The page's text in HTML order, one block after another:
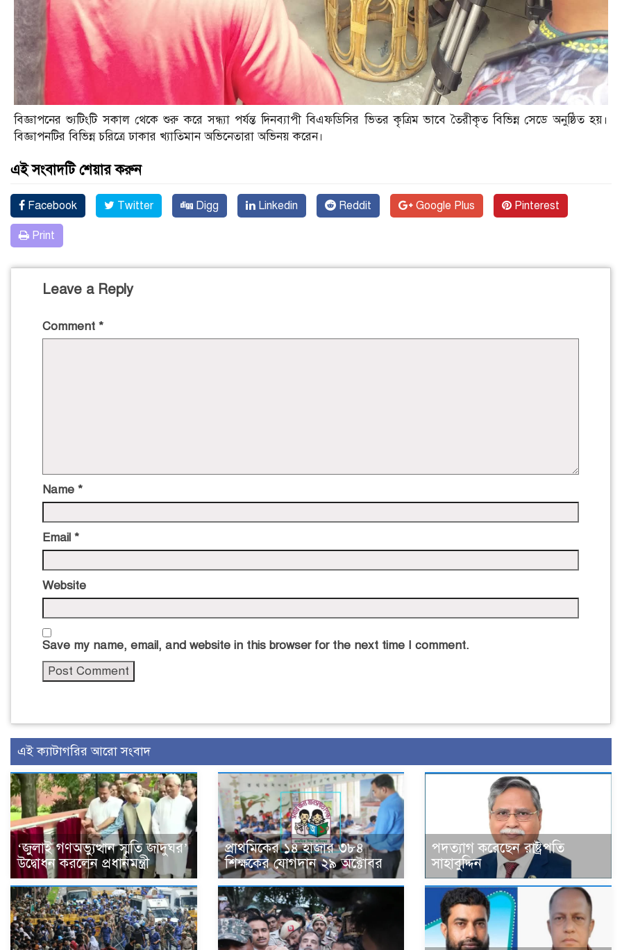
বিজ্ঞাপনের শ্যুটিংটি সকাল থেকে শুরু করে সন্ধ্যা পর্যন্ত দিনব্যাপী বিএফডিসির ভিতর কৃত্রিম ভাবে তৈরীকৃত বিভিন্ন সেডে অনুষ্ঠিত হয়।
বিজ্ঞাপনটির বিভিন্ন চরিত্রে ঢাকার খ্যাতিমান অভিনেতারা অভিনয় করেন।
এই সংবাদটি শেয়ার করুন
Facebook Twitter Digg Linkedin Reddit Google Plus Pinterest
Print
Leave a Reply
Comment *
Name *
Email *
Website
Save my name, email, and website in this browser for the next time I comment.
এই ক্যাটাগরির আরো সংবাদ
‘জুলাই গণঅভ্যুত্থান স্মৃতি জাদুঘর’
উদ্বোধন করলেন প্রধানমন্ত্রী
প্রাথমিকের ১৪ হাজার ৩৮৪
শিক্ষকের যোগদান ২৯ অক্টোবর
পদত্যাগ করেছেন রাষ্ট্রপতি
সাহাবুদ্দিন